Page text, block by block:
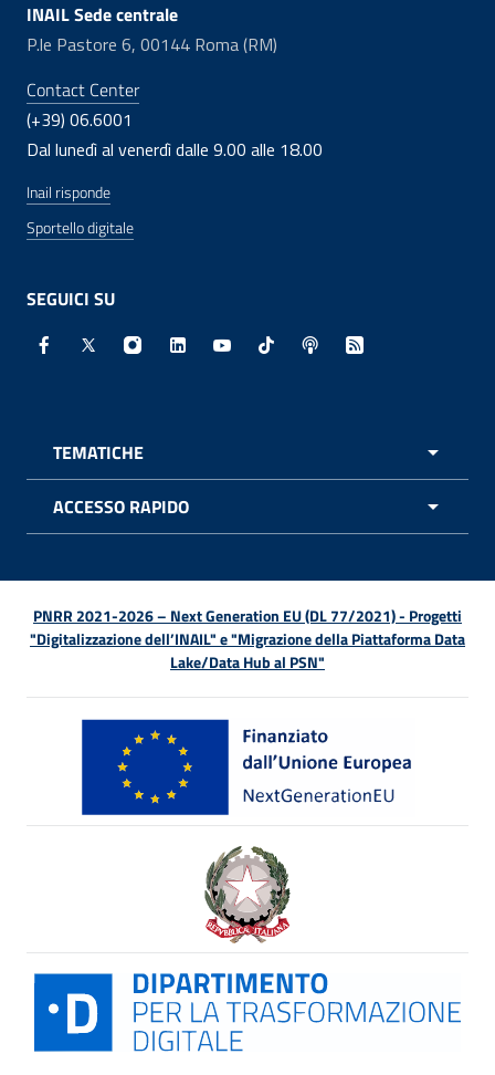
INAIL Sede centrale
P.le Pastore 6, 00144 Roma (RM)
Contact Center
(+39) 06.6001
Dal lunedì al venerdì dalle 9.00 alle 18.00
Inail risponde
Sportello digitale
SEGUICI SU
Facebook - Sito esterno - Apertura in nuova finestra
X - Sito esterno - Apertura in nuova finestra
Instagram - Sito esterno - Apertura in
Linkedin - Sito esterno - Apertura in
Youtube - Sito esterno -
TikTok - Sito esterno -
Spreaker - Sito
Feed RSS -
TEMATICHE
ACCESSO RAPIDO
PNRR 2021-2026 – Next Generation EU (DL 77/2021) - Progetti
"Digitalizzazione dell’INAIL" e "Migrazione della Piattaforma Data
Lake/Data Hub al PSN"